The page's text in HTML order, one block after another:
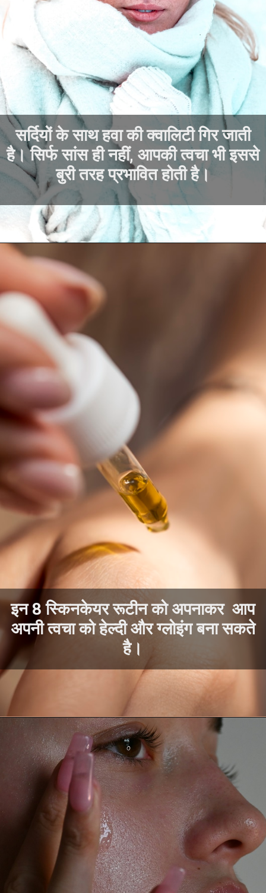
सर्दियों के साथ हवा की क्वालिटी गिर जाती
है। सिर्फ सांस ही नहीं, आपकी त्वचा भी इससे
बुरी तरह प्रभावित होती है।
इन 8 स्किनकेयर रूटीन को अपनाकर आप
अपनी त्वचा को हेल्दी और ग्लोइंग बना सकते
है।